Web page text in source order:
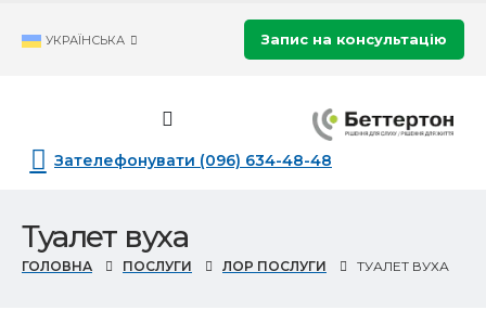
УКРАЇНСЬКА Запис на консультацію
Зателефонувати (096) 634-48-48
Туалет вуха
ГОЛОВНА ПОСЛУГИ ЛОР ПОСЛУГИ ТУАЛЕТ ВУХА